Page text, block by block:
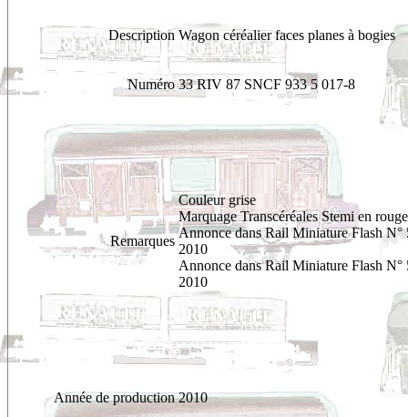
Description Wagon céréalier faces planes à bogies
Numéro 33 RIV 87 SNCF 933 5 017-8
Remarques
Couleur grise
Marquage Transcéréales Stemi en rouge
Annonce dans Rail Miniature Flash N°
2010
Annonce dans Rail Miniature Flash N°
2010
Année de production 2010